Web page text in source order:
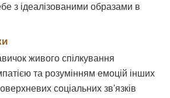
з ідеалізованими образами в
живого спілкування
та розумінням емоцій інших
соціальних зв'язків